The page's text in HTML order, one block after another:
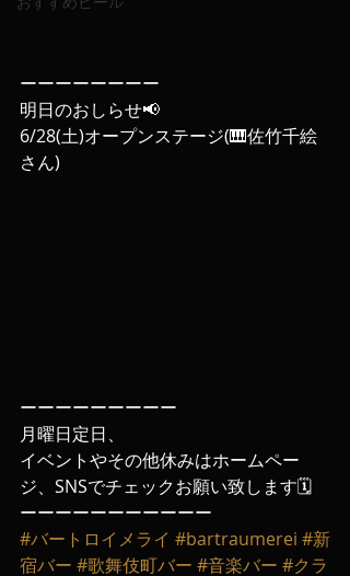
ーーーーーーーー
明日のおしらせ📢
6/28(土)オープンステージ(🎹佐竹千絵
さん)
ーーーーーーーーー
月曜日定日、
イベントやその他休みはホームペー
ジ、SNSでチェックお願い致します🗓️
ーーーーーーーーーーー
#バートロイメライ #bartraumerei #新
宿バー #歌舞伎町バー #音楽バー #クラ